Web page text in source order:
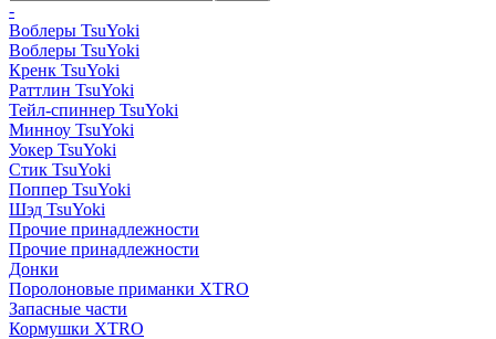
-
Воблеры TsuYoki
Воблеры TsuYoki
Кренк TsuYoki
Раттлин TsuYoki
Тейл-спиннер TsuYoki
Минноу TsuYoki
Уокер TsuYoki
Стик TsuYoki
Поппер TsuYoki
Шэд TsuYoki
Прочие принадлежности
Прочие принадлежности
Донки
Поролоновые приманки XTRO
Запасные части
Кормушки XTRO